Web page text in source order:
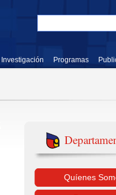
Investigación Programas
Quíenes